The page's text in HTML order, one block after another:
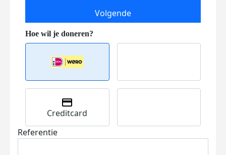
Volgende
Creditcard
Referentie